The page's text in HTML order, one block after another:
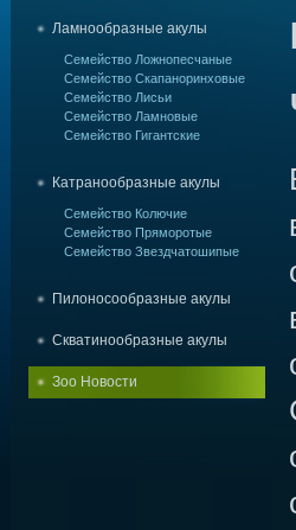
Ламнообразные акулы
Семейство Ложнопесчаные
Семейство Скапаноринховые
Семейство Лисьи
Семейство Ламновые
Семейство Гигантские
Катранообразные акулы
Семейство Колючие
Семейство Пряморотые
Семейство Звездчатошипые
Пилоносообразные акулы
Скватинообразные акулы
Зоо Новости